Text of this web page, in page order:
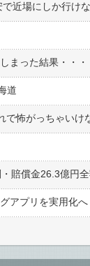
近場にしか行け
まった結果・・・
道
賠償金26.3億円全
アプリを実用化へ